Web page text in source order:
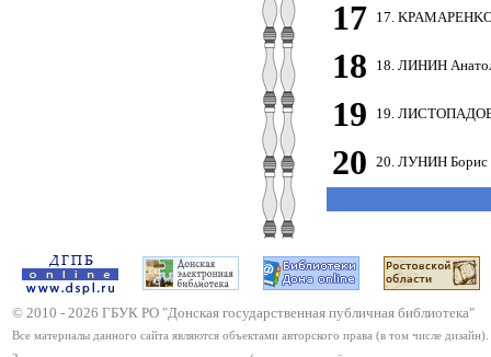
17 17.
18 18. ЛИНИН
19 19. ЛИСТОПАДОВ
20 20. ЛУНИН Борис
© 2010 - 2026 ГБУК РО "Донская государственная публичная библиотека"
Все материалы данного сайта являются объектами авторского права (в том числе дизайн).